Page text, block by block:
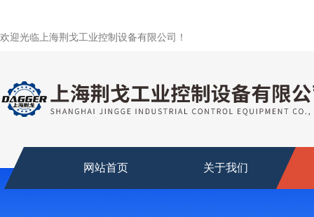
欢迎光临上海荆戈工业控制设备有限公司！
网站首页 关于我们